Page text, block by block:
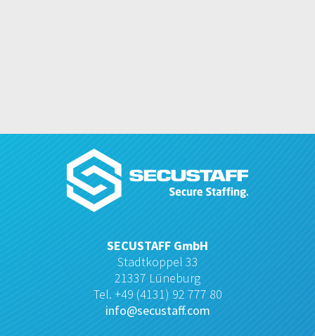
SECUSTAFF GmbH
Stadtkoppel 33
21337 Lüneburg
Tel. +49 (4131) 92 777 80
info@secustaff.com